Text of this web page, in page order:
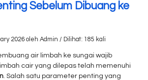
Sebelum Dibuang ke
2026 oleh Admin / Dilihat: 185 kali
air limbah ke sungai wajib
cair yang dilepas telah memenuhi
. Salah satu parameter penting yang